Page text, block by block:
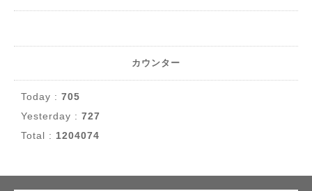
カウンター
Today : 705
Yesterday : 727
Total : 1204074